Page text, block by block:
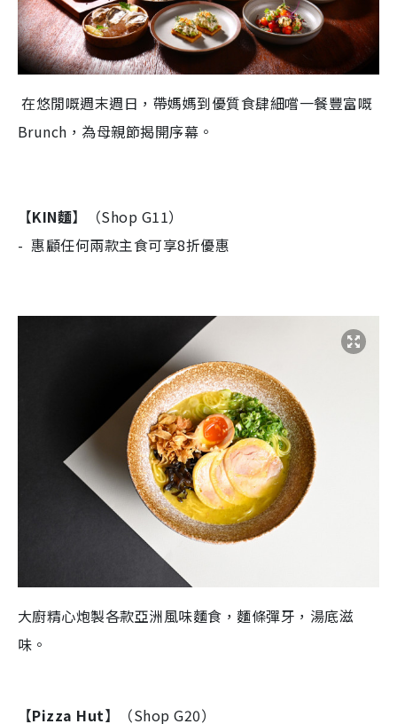
​在悠閒嘅週末週日，帶媽媽到優質食肆細嚐一餐豐富嘅
Brunch，為母親節揭開序幕。
【KIN麵】（Shop G11）​
- 惠顧任何兩款主食可享8折優惠​
大廚精心炮製各款亞洲風味麵食，麵條彈牙，湯底滋
味。
​【Pizza Hut】（Shop G20）​